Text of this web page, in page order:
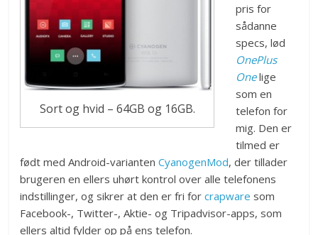
Sort og hvid – 64GB og 16GB.
pris for
sådanne
specs, lød
OnePlus
Onelige
som en
telefon for
mig. Den er
tilmed er
født med Android-variantenCyanogenMod, der tillader
brugeren en ellers uhørt kontrol over alle telefonens
indstillinger, og sikrer at den er fri forcrapware som
Facebook-, Twitter-, Aktie- og Tripadvisor-apps, som
ellers altid fylder op på ens telefon.